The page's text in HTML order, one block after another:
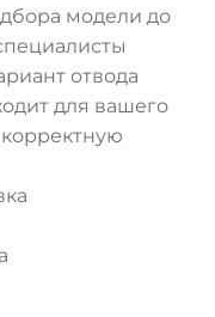
модели до
отвода
для вашего